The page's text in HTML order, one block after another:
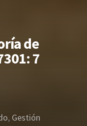
de
7
, Gestión